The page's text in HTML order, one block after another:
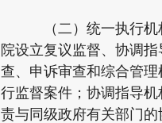
（二）统一执行机构
院设立复议监督、协调
查、申诉审查和综合管
行监督案件；协调指导
责与同级政府有关部门